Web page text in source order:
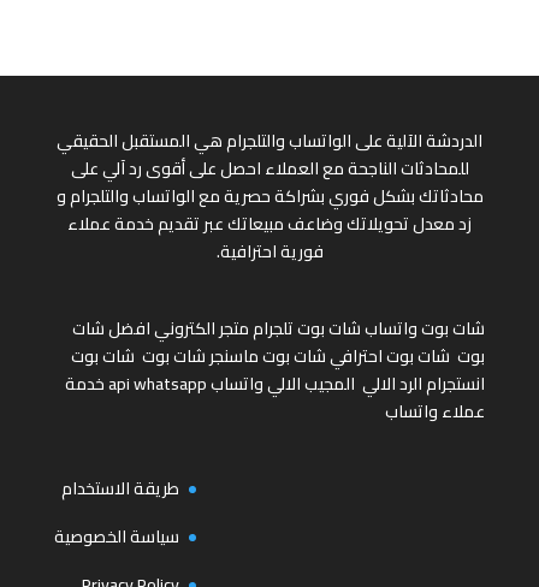
الدردشة الآلية على الواتساب والتلجرام هي المستقبل الحقيقي
للمحادثات الناجحة مع العملاء احصل على أقوى رد آلي على
محادثاتك بشكل فوري بشراكة حصرية مع الواتساب والتلجرام و
زد معدل تحويلاتك وضاعف مبيعاتك عبر تقديم خدمة عملاء
فورية احترافية.
شات بوت واتسابشات بوت تلجراممتجر الكترونيافضل شات
بوت شات بوت احترافيشات بوت ماسنجرشات بوت شات بوت
انستجرامالرد الالي المجيب الالي واتسابapi whatsappخدمة
عملاء واتساب
طريقة الاستخدام
سياسة الخصوصية